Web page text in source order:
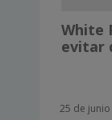
White
evitar
25 de